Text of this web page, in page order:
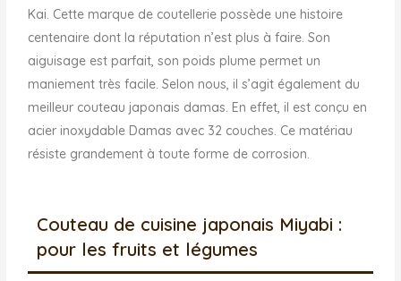
Kai. Cette marque de coutellerie possède une histoire
centenaire dont la réputation n’est plus à faire. Son
aiguisage est parfait, son poids plume permet un
maniement très facile. Selon nous, il s’agit également du
meilleur couteau japonais damas. En effet, il est conçu en
acier inoxydable Damas avec 32 couches. Ce matériau
résiste grandement à toute forme de corrosion.
Couteau de cuisine japonais Miyabi :
pour les fruits et légumes